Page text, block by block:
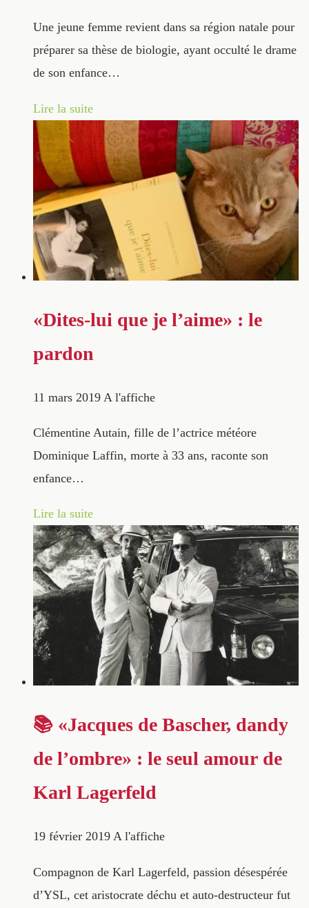
Une jeune femme revient dans sa région natale pour
préparer sa thèse de biologie, ayant occulté le drame
de son enfance…
Lire la suite
«Dites-lui que je l’aime» : le
pardon
11 mars 2019 A l'affiche
Clémentine Autain, fille de l’actrice météore
Dominique Laffin, morte à 33 ans, raconte son
enfance…
Lire la suite
📚 «Jacques de Bascher, dandy
de l’ombre» : le seul amour de
Karl Lagerfeld
19 février 2019 A l'affiche
Compagnon de Karl Lagerfeld, passion désespérée
d’YSL, cet aristocrate déchu et auto-destructeur fut